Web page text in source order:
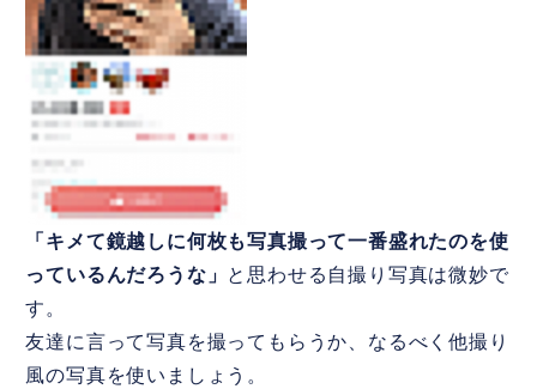
「キメて鏡越しに何枚も写真撮って一番盛れたのを使
っているんだろうな」 と思わせる自撮り写真は微妙で
す。
友達に言って写真を撮ってもらうか、なるべく他撮り
風の写真を使いましょう。